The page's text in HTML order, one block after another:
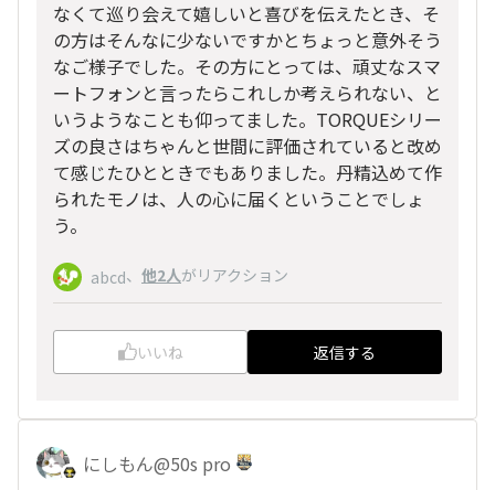
なくて巡り会えて嬉しいと喜びを伝えたとき、そ
の方はそんなに少ないですかとちょっと意外そう
なご様子でした。その方にとっては、頑丈なスマ
ートフォンと言ったらこれしか考えられない、と
いうようなことも仰ってました。TORQUEシリー
ズの良さはちゃんと世間に評価されていると改め
て感じたひとときでもありました。丹精込めて作
られたモノは、人の心に届くということでしょ
う。
abcd、 他2人がリアクション
いいね 返信する
にしもん@50s pro